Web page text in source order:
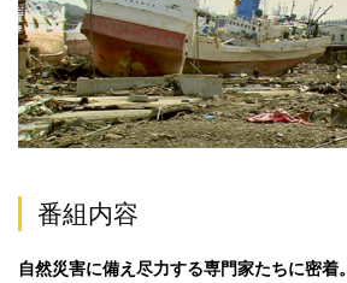
番組内容
自然災害に備え尽力する専門家たちに密着。